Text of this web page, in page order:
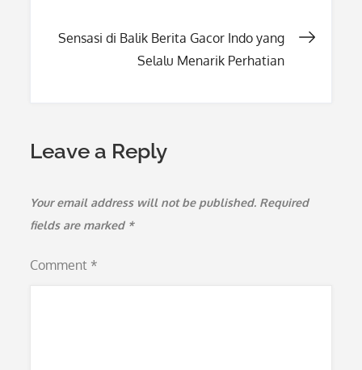
Sensasi di Balik Berita Gacor Indo yang
Selalu Menarik Perhatian
Leave a Reply
Your email address will not be published. Required
fields are marked *
Comment *